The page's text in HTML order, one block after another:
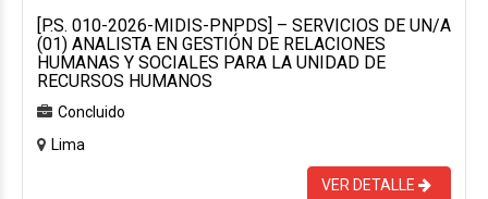
[P.S. 010-2026-MIDIS-PNPDS] – SERVICIOS DE UN/A
(01) ANALISTA EN GESTIÓN DE RELACIONES
HUMANAS Y SOCIALES PARA LA UNIDAD DE
RECURSOS HUMANOS
Concluido
Lima
VER DETALLE